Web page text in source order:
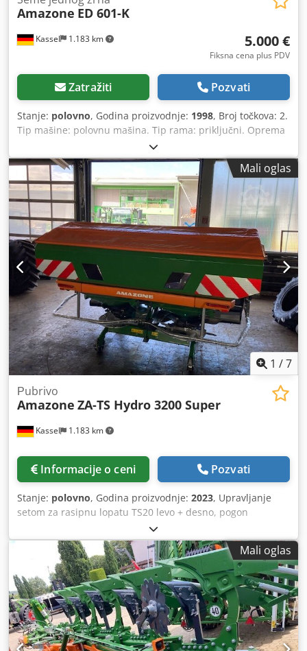
Kassel 1.183 km
Amazone ED 601-K
5.000 €
Fiksna cena plus PDV
Zatražiti Pozvati
Stanje: polovno, Godina proizvodnje: 1998, Broj točkova: 2.
Tip mašine: polovnu mašina. Tip rama: priključni. Oprema
za đubrenje / puž za đubrivo / Dsdper Ncfqefx Afisck
Mali oglas
1 /7
Kassel 1.183 km
Рubrivo
Amazone ZA-TS Hydro 3200 Super
Informacije o ceni Pozvati
Stanje: polovno, Godina proizvodnje: 2023, Upravljanje
setom za rasipnu lopatu TS20 levo + desno, pogon
hidraulični levo + desno sa AutoTS / kao i FlowControl
glavnim diskom levo + desno sa AutoTS, zaštitni okvir cevi,
uređaj za pomeranje i parkiranje, radno osvetljenje, senzor
nagiba za sistem merenja / 16 kom EasyCheck- Dcedpfxet A
Tzwj Afisk
Mali oglas